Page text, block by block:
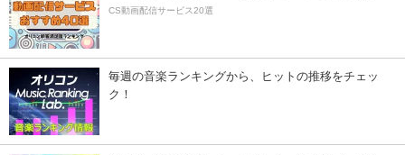
CS動画配信サービス20選
毎週の音楽ランキングから、ヒットの推移をチェッ
ク！